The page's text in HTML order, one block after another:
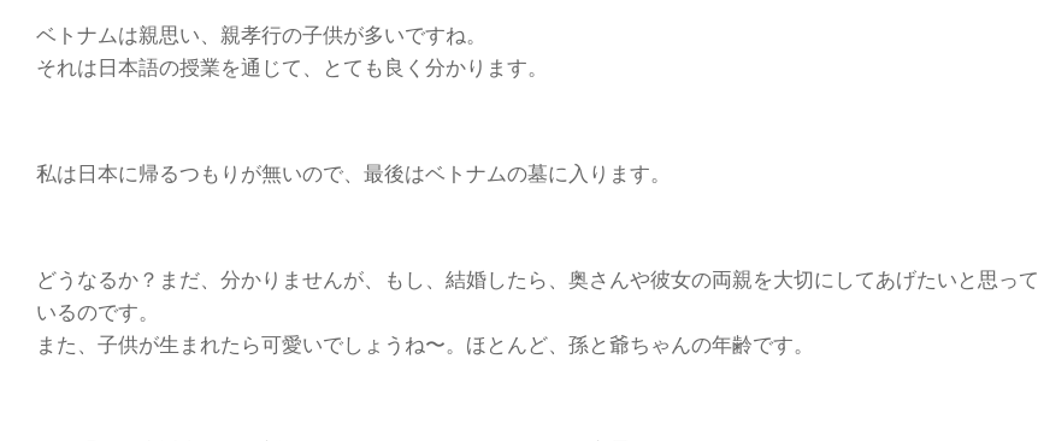
ベトナムは親思い、親孝行の子供が多いですね。
それは日本語の授業を通じて、とても良く分かります。
私は日本に帰るつもりが無いので、最後はベトナムの墓に入ります。
どうなるか？まだ、分かりませんが、もし、結婚したら、奥さんや彼女の両親を大切にしてあげたいと思って
いるのです。
また、子供が生まれたら可愛いでしょうね〜。ほとんど、孫と爺ちゃんの年齢です。